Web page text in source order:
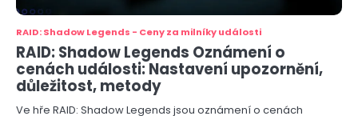
RAID: Shadow Legends - Ceny za milníky události
RAID: Shadow Legends Oznámení o
cenách události: Nastavení upozornění,
důležitost, metody
Ve hře RAID: Shadow Legends jsou oznámení o cenách